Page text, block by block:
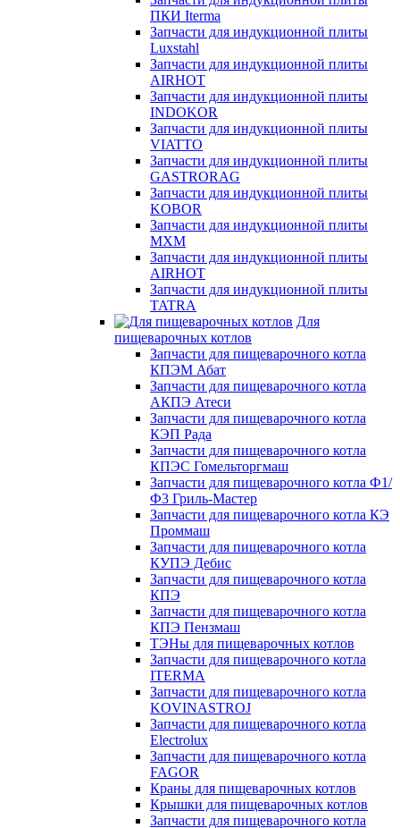
ПКИ Iterma
Запчасти для индукционной плиты
Luxstahl
Запчасти для индукционной плиты
AIRHOT
Запчасти для индукционной плиты
INDOKOR
Запчасти для индукционной плиты
VIATTO
Запчасти для индукционной плиты
GASTRORAG
Запчасти для индукционной плиты
KOBOR
Запчасти для индукционной плиты
МХМ
Запчасти для индукционной плиты
AIRHOT
Запчасти для индукционной плиты
TATRA
Для
пищеварочных котлов
Запчасти для пищеварочного котла
КПЭМ Абат
Запчасти для пищеварочного котла
АКПЭ Атеси
Запчасти для пищеварочного котла
КЭП Рада
Запчасти для пищеварочного котла
КПЭС Гомельторгмаш
Запчасти для пищеварочного котла Ф1/
Ф3 Гриль-Мастер
Запчасти для пищеварочного котла КЭ
Проммаш
Запчасти для пищеварочного котла
КУПЭ Дебис
Запчасти для пищеварочного котла
КПЭ
Запчасти для пищеварочного котла
КПЭ Пензмаш
ТЭНы для пищеварочных котлов
Запчасти для пищеварочного котла
ITERMA
Запчасти для пищеварочного котла
KOVINASTROJ
Запчасти для пищеварочного котла
Electrolux
Запчасти для пищеварочного котла
FAGOR
Краны для пищеварочных котлов
Крышки для пищеварочных котлов
Запчасти для пищеварочного котла